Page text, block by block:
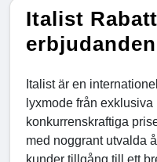
Italist
erbjudanden
Italist är en
lyxmode från exklusiva
konkurrenskraftiga
med noggrant utvalda